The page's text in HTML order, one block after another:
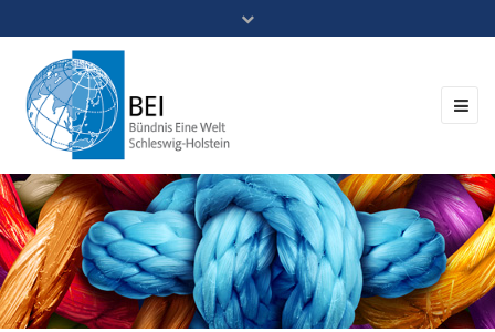
Mitglieder